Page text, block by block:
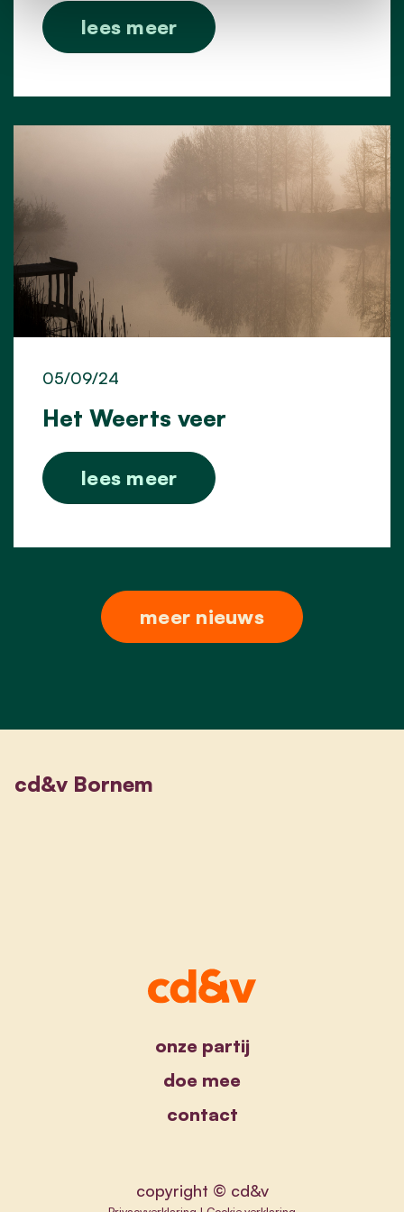
lees meer
Het Weerts veer
05/09/24
lees meer
meer nieuws
cd&v Bornem
onze partij
doe mee
contact
copyright © cd&v